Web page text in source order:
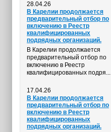
28.04.26
В Карелии продолжается
предварительный отбор по
включению в Реестр
квалифицированных
подрядных организаций.
В Карелии продолжается
предварительный отбор по
включению в Реестр
квалифицированных подря...
17.04.26
В Карелии продолжается
предварительный отбор по
включению в Реестр
квалифицированных
подрядных организаций.